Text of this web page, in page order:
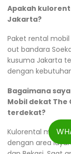
Apakah
Jakarta?
Paket rental
out bandara
kusuma Jakarta
dengan
Bagaimana
Mobil dekat
terdekat?
Kulorental
dengan area